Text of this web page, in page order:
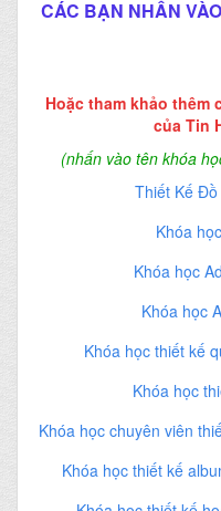
CÁC BẠN NHẤN
Hoặc tham khảo thêm
của Tin
(nhấn vào tên khóa
Thiết Kế
Khóa
Khóa học
Khóa học
Khóa học thiết kế
Khóa học
Khóa học chuyên viên
Khóa học thiết kế